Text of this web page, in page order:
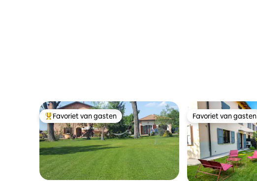
Topfavoriet van gasten
Favoriet van gasten Favoriet van gasten
Favoriet van gasten